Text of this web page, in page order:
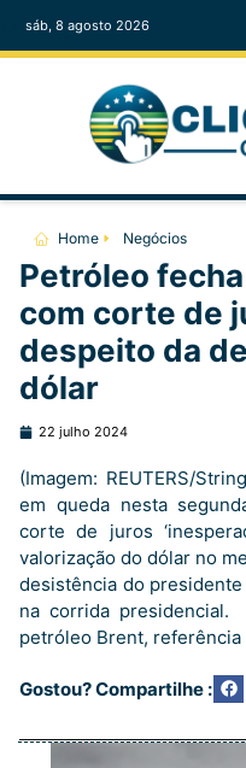
sáb, 8 agosto 2026
Home Negócios
Petróleo
com corte de
despeito da
dólar
22 julho 2024
(Imagem: REUTERS/
em queda nesta
corte de juros
valorização do dólar no
desistência do
na corrida
petróleo Brent,
Gostou? Compartilhe :